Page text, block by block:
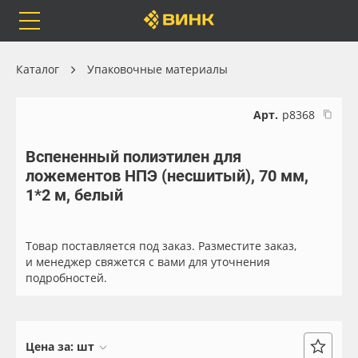
Каталог
Orafol
Бренды
Доставка
Весь каталог
Рулонные материалы
Самоклеящиеся плёнки
Листовые материалы
Каталог Упаковочные материалы
Арт. р8368
Вспененный полиэтилен для
ложементов НПЭ (несшитый), 70 мм,
1*2 м, белый
Товар поставляется под заказ. Разместите заказ,
и менеджер свяжется с вами для уточнения
подробностей.
Цена за: шт